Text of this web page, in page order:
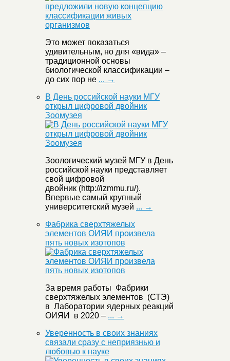
Это может показаться
удивительным, но для «вида» –
традиционной основы
биологической классификации –
до сих пор не ... →
В День российской науки МГУ
открыл цифровой двойник
Зоомузея
Зоологический музей МГУ в День
российской науки представляет
свой цифровой
двойник (http://izmmu.ru/).
Впервые самый крупный
университетский музей ... →
Фабрика сверхтяжелых
элементов ОИЯИ произвела
пять новых изотопов
За время работы Фабрики
сверхтяжелых элементов (СТЭ)
в Лаборатории ядерных реакций
ОИЯИ в 2020 – ... →
Уверенность в своих знаниях
связали сразу с неприязнью и
любовью к науке